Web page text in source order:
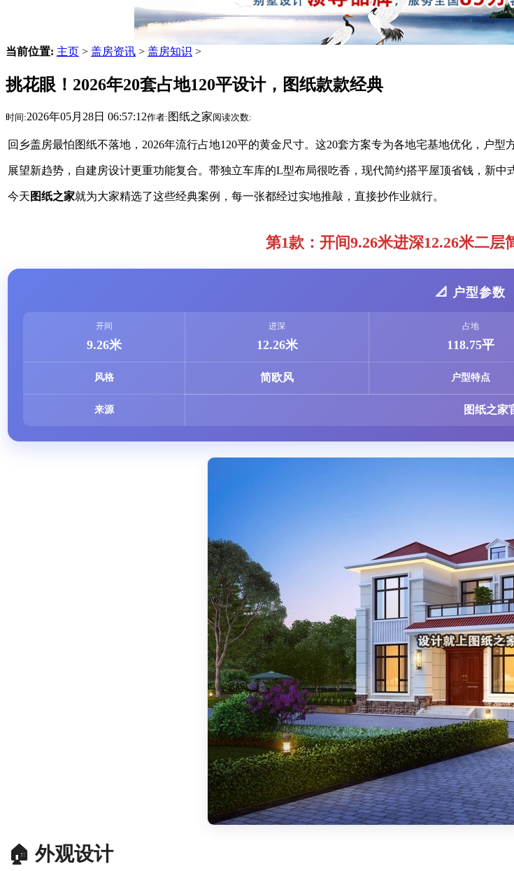
当前位置: 主页 > 盖房资讯 > 盖房知识 >
挑花眼！2026年20套占地120平设计，图纸款款经典
时间:2026年05月28日 06:57:12作者: 图纸之家阅读次数:
回乡盖房最怕图纸不落地，2026年流行占地120平的黄金尺寸。这20套方案专为各地宅基地优化，户型
展望新趋势，自建房设计更重功能复合。带独立车库的L型布局很吃香，现代简约搭平屋顶省钱，新中
今天 图纸之家就为大家精选了这些经典案例，每一张都经过实地推敲，直接抄作业就行。
第1款：开间9.26米进深12.26米二
📐 户型参数
开间
9.26米
进深
12.26米
占地
118.75平
风格 简欧风 户型特点
来源 图纸之家
🏠 外观设计